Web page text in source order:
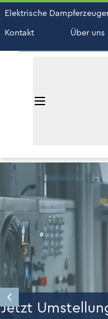
Elektrische
Kontakt
Über uns
Jetzt